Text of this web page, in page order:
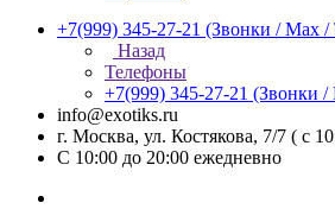
+7(999) 345-27-21 (Звонки / Max /
Назад
Телефоны
+7(999) 345-27-21 (Звонки /
info@exotiks.ru
г. Москва, ул. Костякова, 7/7 ( с
С 10:00 до 20:00 ежедневно